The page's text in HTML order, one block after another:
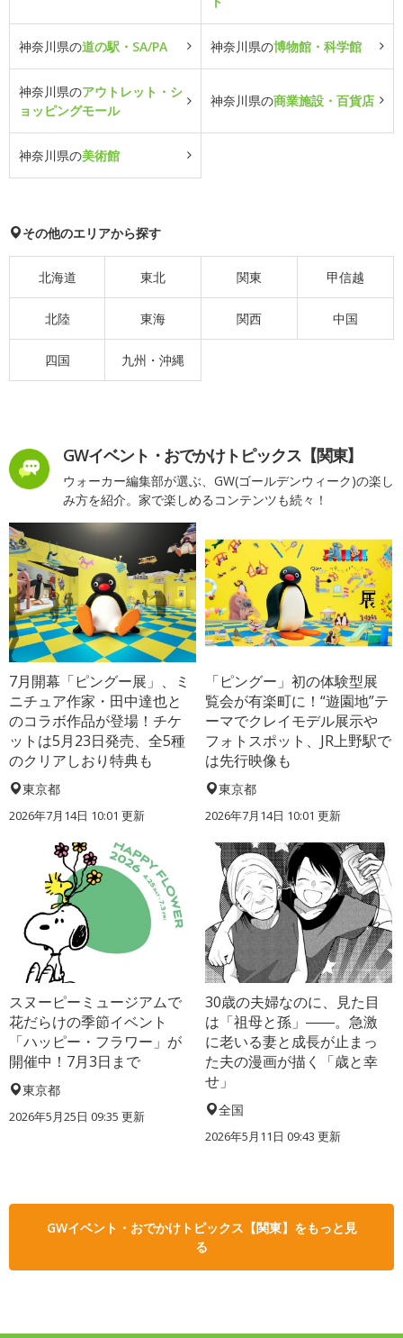
神奈川県の道の駅・SA/PA 神奈川県の博物館・科学館
神奈川県のアウトレット・シ
ョッピングモール
神奈川県の商業施設・百貨店
神奈川県の美術館
その他のエリアから探す
北海道 東北 関東 甲信越
北陸 東海 関西 中国
四国 九州・沖縄
GWイベント・おでかけトピックス【関東】
ウォーカー編集部が選ぶ、GW(ゴールデンウィーク)の楽し
み方を紹介。家で楽しめるコンテンツも続々！
7月開幕「ピングー展」、ミ
ニチュア作家・田中達也と
のコラボ作品が登場！チケ
ットは5月23日発売、全5種
のクリアしおり特典も
東京都
2026年7月14日 10:01 更新
「ピングー」初の体験型展
覧会が有楽町に！“遊園地”テ
ーマでクレイモデル展示や
フォトスポット、JR上野駅で
は先行映像も
東京都
2026年7月14日 10:01 更新
スヌーピーミュージアムで
花だらけの季節イベント
「ハッピー・フラワー」が
開催中！7月3日まで
東京都
2026年5月25日 09:35 更新
30歳の夫婦なのに、見た目
は「祖母と孫」――。急激
に老いる妻と成長が止まっ
た夫の漫画が描く「歳と幸
せ」
全国
2026年5月11日 09:43 更新
GWイベント・おでかけトピックス【関東】をもっと見
る